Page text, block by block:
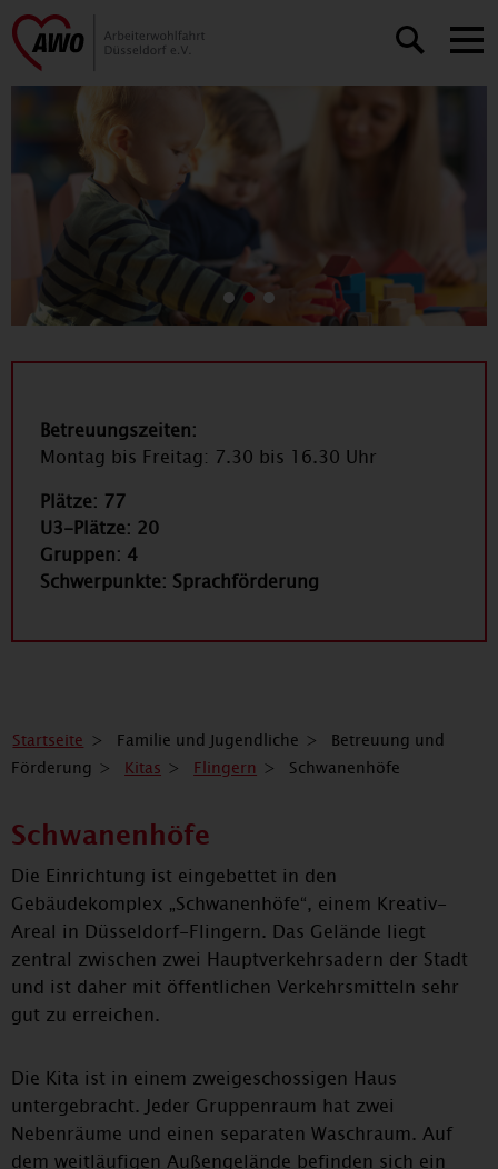
Slide number 1
Slide number 0
Slide number 2
Betreuungszeiten:
Montag bis Freitag: 7.30 bis 16.30 Uhr
Plätze: 77
U3-Plätze: 20
Gruppen: 4
Schwerpunkte: Sprachförderung
Startseite Familie und Jugendliche
Betreuung und
Förderung
Kitas Flingern Schwanenhöfe
Schwanenhöfe
Die Einrichtung ist eingebettet in den
Gebäudekomplex „Schwanenhöfe“, einem Kreativ-
Areal in Düsseldorf-Flingern. Das Gelände liegt
zentral zwischen zwei Hauptverkehrsadern der Stadt
und ist daher mit öffentlichen Verkehrsmitteln sehr
gut zu erreichen.
Die Kita ist in einem zweigeschossigen Haus
untergebracht. Jeder Gruppenraum hat zwei
Nebenräume und einen separaten Waschraum. Auf
dem weitläufigen Außengelände befinden sich ein